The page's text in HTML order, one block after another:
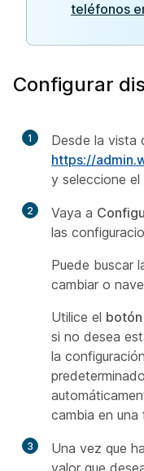
teléfonos
Configurar
1
Desde la vista
https://
y seleccione
2 Vaya a
las
Puede buscar
cambiar o
Utilice el
si no desea
la
cambia en
3
Una vez que
valor que